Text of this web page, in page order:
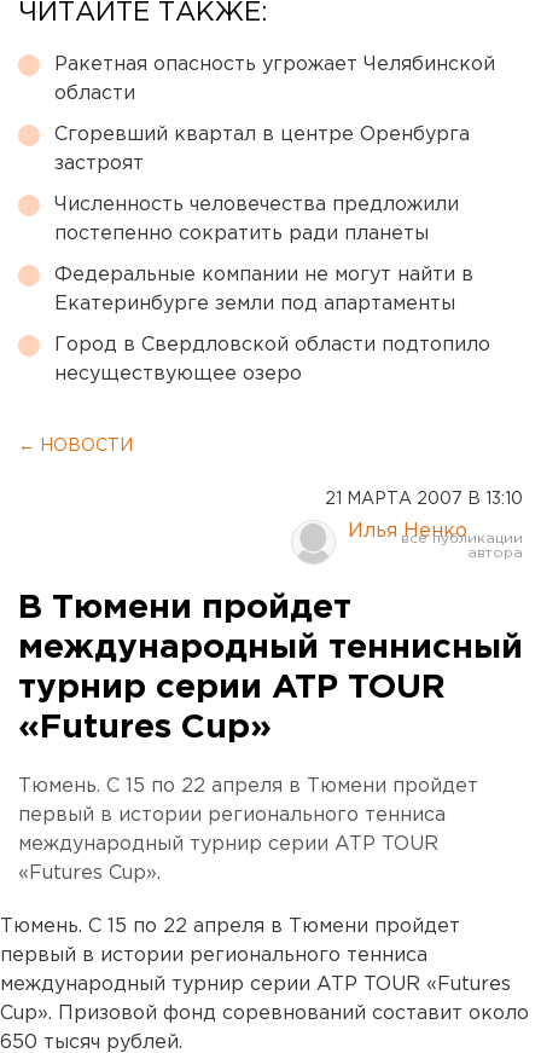
ЧИТАЙТЕ ТАКЖЕ:
Ракетная опасность угрожает Челябинской
области
Сгоревший квартал в центре Оренбурга
застроят
Численность человечества предложили
постепенно сократить ради планеты
Федеральные компании не могут найти в
Екатеринбурге земли под апартаменты
Город в Свердловской области подтопило
несуществующее озеро
← НОВОСТИ
21 МАРТА 2007 В 13:10
Илья Ненко
В Тюмени пройдет
международный теннисный
турнир серии ATP TOUR
«Futures Cup»
Тюмень. С 15 по 22 апреля в Тюмени пройдет
первый в истории регионального тенниса
международный турнир серии ATP TOUR
«Futures Cup».
Тюмень. С 15 по 22 апреля в Тюмени пройдет
первый в истории регионального тенниса
международный турнир серии ATP TOUR «Futures
Cup». Призовой фонд соревнований составит около
650 тысяч рублей.